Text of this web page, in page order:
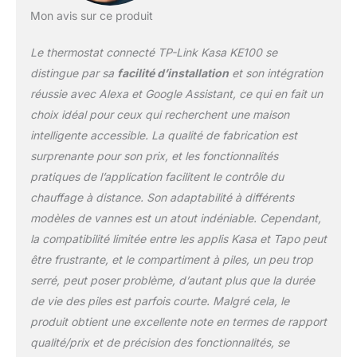
inclus pour maximiser la
CERTIFIÉE - Demandez à
Apple HomeKit, Alexa,
Google Assistant,
SmartThings ou une
d'ajuster la température
de vos radiateurs MIEUX
AVEC LE CAPTEUR
TAPO - Associez-le à un
capteur de température
externe (Tapo
T310/T315)pour recueillir
des relevés de
température précis
(aucun hub ni application
Éteint automatiquement
Mon avis sur ce produit
Le thermostat connecté TP-Link Kasa KE100 se
distingue par sa facilité d’installationet son intégration
réussie avec Alexa et Google Assistant, ce qui en fait un
choix idéal pour ceux qui recherchent une maison
intelligente accessible. La qualité de fabrication est
surprenante pour son prix, et les fonctionnalités
pratiques de l’application facilitent le contrôle du
chauffage à distance. Son adaptabilité à différents
modèles de vannes est un atout indéniable. Cependant,
la compatibilité limitée entre les applis Kasa et Tapo peut
être frustrante, et le compartiment à piles, un peu trop
serré, peut poser problème, d’autant plus que la durée
de vie des piles est parfois courte. Malgré cela, le
produit obtient une excellente note en termes de rapport
qualité/prix et de précision des fonctionnalités, se